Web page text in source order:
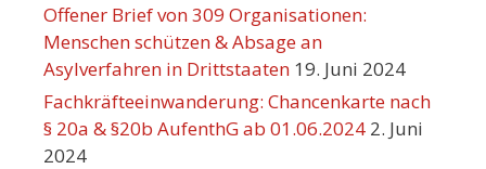
Offener Brief von 309 Organisationen:
Menschen schützen & Absage an
Asylverfahren in Drittstaaten 19. Juni 2024
Fachkräfteeinwanderung: Chancenkarte nach
§ 20a & §20b AufenthG ab 01.06.2024 2. Juni
2024